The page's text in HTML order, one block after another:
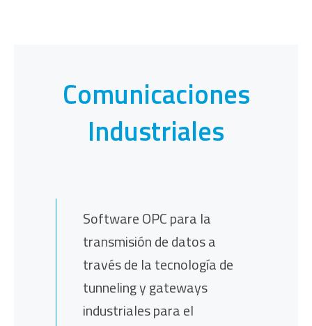
Comunicaciones
Industriales
Software OPC para la
transmisión de datos a
través de la tecnología de
tunneling y gateways
industriales para el